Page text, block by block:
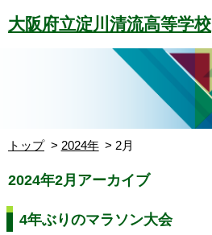
大阪府立淀川清流高等学校
トップ 2024年 2月
2024年2月アーカイブ
4年ぶりのマラソン大会